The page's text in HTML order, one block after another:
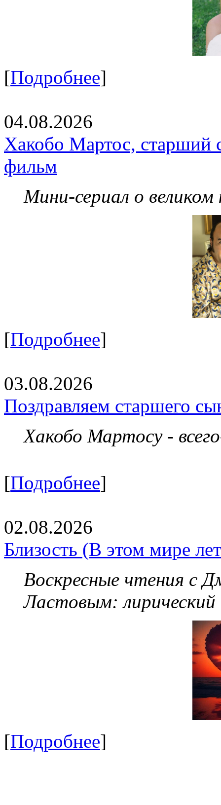
[Подробнее]
04.08.2026
Хакобо Мартос, старший
фильм
Мини-сериал о великом
[Подробнее]
03.08.2026
Поздравляем старшего
Хакобо Мартосу -
[Подробнее]
02.08.2026
Близость (В этом мире
Воскресные чтения с
Ластовым:
[Подробнее]